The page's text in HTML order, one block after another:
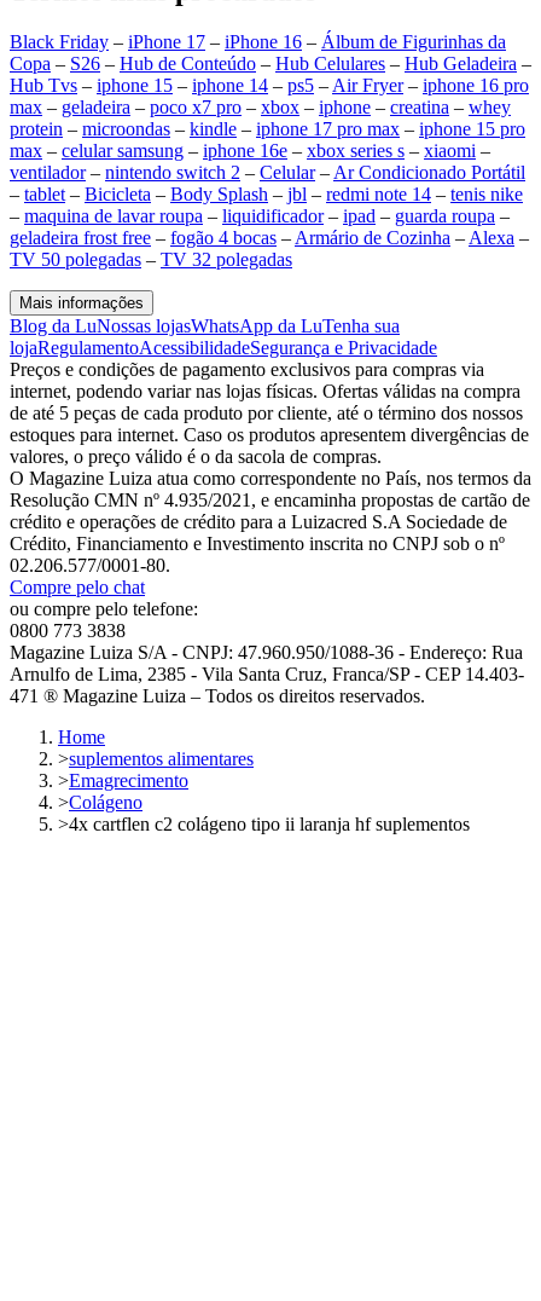
Black Friday – iPhone 17 – iPhone 16 – Álbum de Figurinhas da
Copa – S26 – Hub de Conteúdo – Hub Celulares – Hub Geladeira –
Hub Tvs – iphone 15 – iphone 14 – ps5 – Air Fryer– iphone 16 pro
max – geladeira – poco x7 pro – xbox – iphone – creatina – whey
protein – microondas – kindle – iphone 17 pro max – iphone 15 pro
max – celular samsung – iphone 16e – xbox series s – xiaomi –
ventilador– nintendo switch 2 – Celular– Ar Condicionado Portátil
– tablet – Bicicleta – Body Splash – jbl – redmi note 14 – tenis nike
– maquina de lavar roupa – liquidificador– ipad – guarda roupa –
geladeira frost free – fogão 4 bocas – Armário de Cozinha – Alexa –
TV 50 polegadas – TV 32 polegadas
Mais informações
Blog da LuNossas lojasWhatsApp da LuTenha sua
lojaRegulamentoAcessibilidadeSegurança e Privacidade
Preços e condições de pagamento exclusivos para compras via
internet, podendo variar nas lojas físicas. Ofertas válidas na compra
de até 5 peças de cada produto por cliente, até o término dos nossos
estoques para internet. Caso os produtos apresentem divergências de
valores, o preço válido é o da sacola de compras.
O Magazine Luiza atua como correspondente no País, nos termos da
Resolução CMN nº 4.935/2021, e encaminha propostas de cartão de
crédito e operações de crédito para a Luizacred S.A Sociedade de
Crédito, Financiamento e Investimento inscrita no CNPJ sob o nº
02.206.577/0001-80.
Compre pelo chat
ou compre pelo telefone:
0800 773 3838
Magazine Luiza S/A - CNPJ: 47.960.950/1088-36 - Endereço: Rua
Arnulfo de Lima, 2385 - Vila Santa Cruz, Franca/SP - CEP 14.403-
471 ® Magazine Luiza – Todos os direitos reservados.
Home
>suplementos alimentares
>Emagrecimento
>Colágeno
>4x cartflen c2 colágeno tipo ii laranja hf suplementos